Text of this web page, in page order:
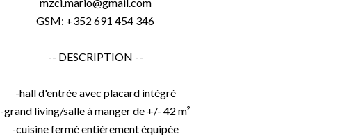
GSM: +352 691 454 346
-- DESCRIPTION --
-hall d'entrée avec placard intégré
-grand living/salle à manger de +/- 42 m²
-cuisine fermé entièrement équipée